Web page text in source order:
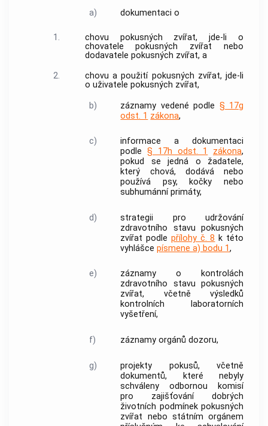
a)
dokumentaci o
1. chovu pokusných zvířat, jde-li o
chovatele pokusných zvířat nebo
dodavatele pokusných zvířat, a
2.
chovu a použití pokusných zvířat, jde-li
o uživatele pokusných zvířat,
b) záznamy vedené podle § 17g
odst. 1 zákona,
c)
informace a dokumentaci
podle§ 17h odst. 1 zákona,
pokud se jedná o žadatele,
který chová, dodává nebo
používá psy, kočky nebo
subhumánní primáty,
d)
strategii pro udržování
zdravotního stavu pokusných
zvířat podle přílohy č. 8 k této
vyhlášcepísmene a) bodu 1,
e)
záznamy o kontrolách
zdravotního stavu pokusných
zvířat, včetně výsledků
kontrolních laboratorních
vyšetření,
f) záznamy orgánů dozoru,
g)
projekty pokusů, včetně
dokumentů, které nebyly
schváleny odbornou komisí
pro zajišťování dobrých
životních podmínek pokusných
zvířat nebo státním orgánem